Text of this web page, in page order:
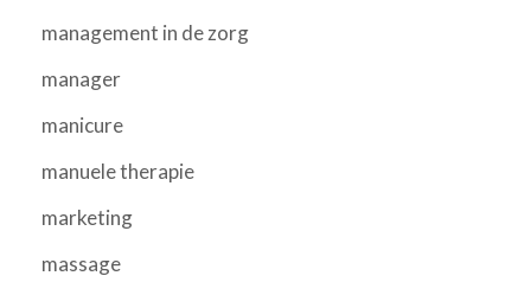
management in de zorg
manager
manicure
manuele therapie
marketing
massage